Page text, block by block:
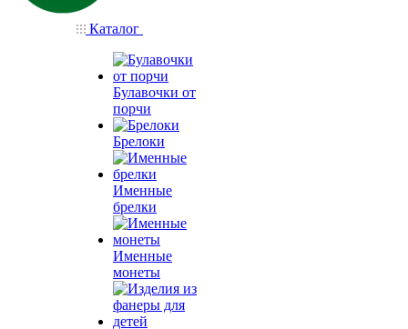
Каталог
Булавочки от
порчи
Брелоки
Именные
брелки
Именные
монеты